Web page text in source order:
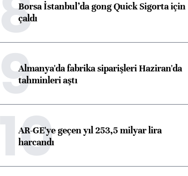
Borsa İstanbul’da gong Quick Sigorta için
çaldı
9Almanya'da fabrika siparişleri Haziran'da
tahminleri aştı
10
AR-GE'ye geçen yıl 253,5 milyar lira
harcandı